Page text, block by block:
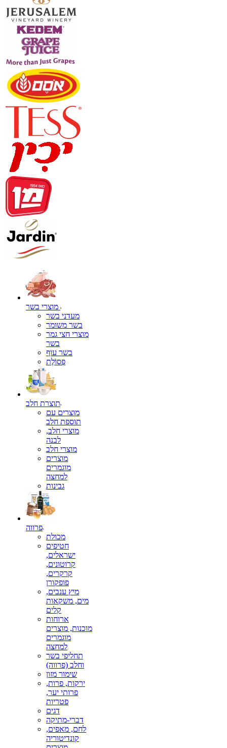
מעדני בשר
בשר משומר
מוצרי חצי גמר
בשר
בשר עוף
פְּסוֹלֶת
תוצרת חלב
מוצרים עם
תוספת חלב
מוצרי חלב,
לבנה
מוצרי חלב
מוצרים
מוגמרים
למחצה
גבינות
פרווה
מכולת
חטיפים
ישראלים,
קרוטונים,
קרקרים,
פופקורן
מיץ ענבים,
מים, משקאות
קלים
ארוחות
מוכנות, מוצרים
מוגמרים
למחצה
תחליפי בשר
וחלב (פרווה)
שימור מזון
ירקות, פרות,
פרותי יער,
פטריות
דגים
דברי-מתיקה
לחם, מאפים,
קונדיטוריה